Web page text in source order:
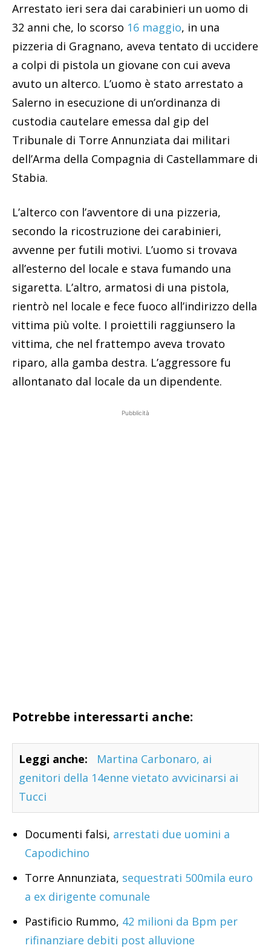
Arrestato ieri sera dai carabinieri un uomo di
32 anni che, lo scorso 16 maggio, in una
pizzeria di Gragnano, aveva tentato di uccidere
a colpi di pistola un giovane con cui aveva
avuto un alterco. L’uomo è stato arrestato a
Salerno in esecuzione di un’ordinanza di
custodia cautelare emessa dal gip del
Tribunale di Torre Annunziata dai militari
dell’Arma della Compagnia di Castellammare di
Stabia.
L’alterco con l’avventore di una pizzeria,
secondo la ricostruzione dei carabinieri,
avvenne per futili motivi. L’uomo si trovava
all’esterno del locale e stava fumando una
sigaretta. L’altro, armatosi di una pistola,
rientrò nel locale e fece fuoco all’indirizzo della
vittima più volte. I proiettili raggiunsero la
vittima, che nel frattempo aveva trovato
riparo, alla gamba destra. L’aggressore fu
allontanato dal locale da un dipendente.
Pubblicità
Potrebbe interessarti anche:
Leggi anche:
Martina Carbonaro, ai
genitori della 14enne vietato avvicinarsi ai
Tucci
Documenti falsi, arrestati due uomini a
Capodichino
Torre Annunziata, sequestrati 500mila euro
a ex dirigente comunale
Pastificio Rummo, 42 milioni da Bpm per
rifinanziare debiti post alluvione